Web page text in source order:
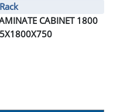
CABINET 1800